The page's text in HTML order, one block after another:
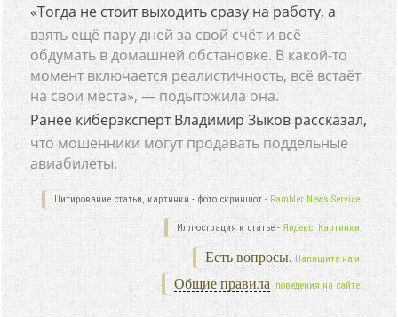
«Тогда не стоит выходить сразу на работу, а
взять ещё пару дней за свой счёт и всё
обдумать в домашней обстановке. В какой-то
момент включается реалистичность, всё встаёт
на свои места», — подытожила она.
Ранее киберэксперт Владимир Зыков рассказал,
что мошенники могут продавать поддельные
авиабилеты.
Цитирование статьи, картинки - фото скриншот - Rambler News Service.
Иллюстрация к статье - Яндекс. Картинки.
Есть вопросы. Напишите нам.
Общие правила поведения на сайте.